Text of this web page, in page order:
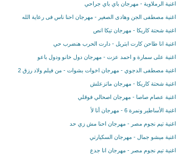
اغنية الرملاوية - مهرجان باي باي جراحي
اغنية مصطفى الجن وهادى الصغير - مهرجان احنا ناس فى رعاية الله
اغنية شحتة كاريكا - مهرجان تيكا انص
اغنية انا طاحن كارت ابتريل - دارت الحرب هنضرب حي
اغنية على سمارة و احمد عزت - مهرجان دول خانو ودول باعو
اغنية مصطفى الدجوي - مهرجان اخوات بشوات - من فيلم ولاد رزق 2
اغنية شحتة كاريكا - مهرجان ماتزعلش
اغنية عصام صاصا - مهرجان اصحالي فوقلي
اغنية الأساطير ونمرة 6 - مهرجان أنا لأ
اغنية تيم نجوم مصر - مهرجان احنا مش زي حد
اغنية ميشو جمال - مهرجان السكيارتي
اغنية تيم نجوم مصر - مهرجان انا جدع